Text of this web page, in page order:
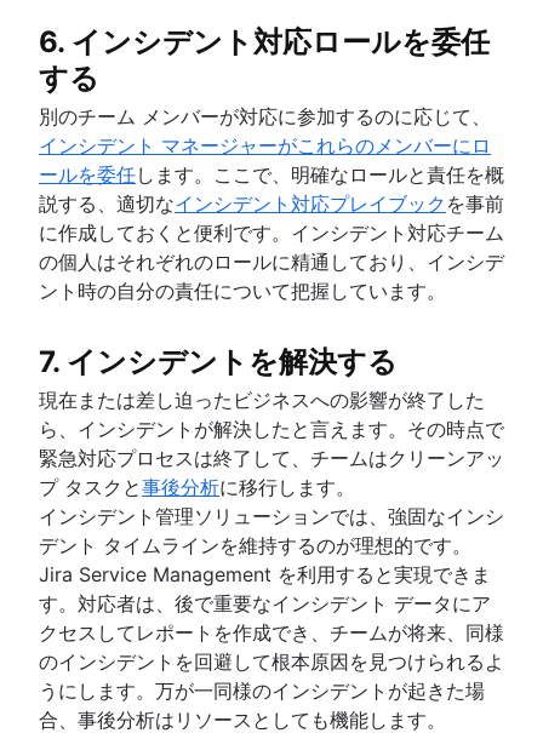
6. インシデント対応ロールを委任
する
別のチーム メンバーが対応に参加するのに応じて、
インシデント マネージャーがこれらのメンバーにロ
ールを委任します。ここで、明確なロールと責任を概
説する、適切なインシデント対応プレイブック を事前
に作成しておくと便利です。インシデント対応チーム
の個人はそれぞれのロールに精通しており、インシデ
ント時の自分の責任について把握しています。
7. インシデントを解決する
現在または差し迫ったビジネスへの影響が終了した
ら、インシデントが解決したと言えます。その時点で
緊急対応プロセスは終了して、チームはクリーンアッ
プ タスクと事後分析に移行します。
インシデント管理ソリューションでは、強固なインシ
デント タイムラインを維持するのが理想的です。
Jira Service Management を利用すると実現できま
す。対応者は、後で重要なインシデント データにア
クセスしてレポートを作成でき、チームが将来、同様
のインシデントを回避して根本原因を見つけられるよ
うにします。万が一同様のインシデントが起きた場
合、事後分析はリソースとしても機能します。